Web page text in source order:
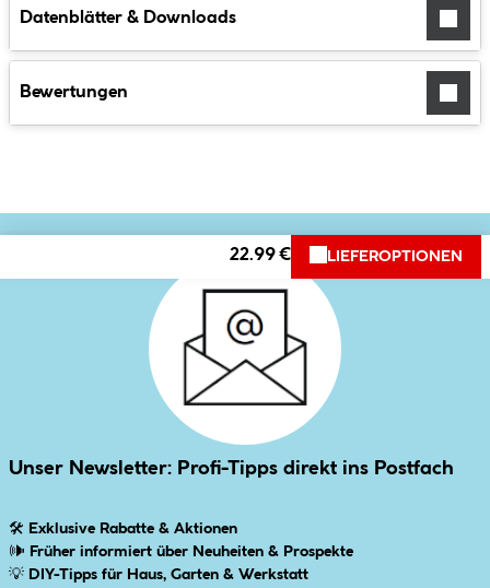
Datenblätter & Downloads
Bewertungen
22.99 € LIEFEROPTIONEN
Unser Newsletter: Profi-Tipps direkt ins Postfach
🛠 Exklusive Rabatte & Aktionen
🕪 Früher informiert über Neuheiten & Prospekte
💡 DIY-Tipps für Haus, Garten & Werkstatt